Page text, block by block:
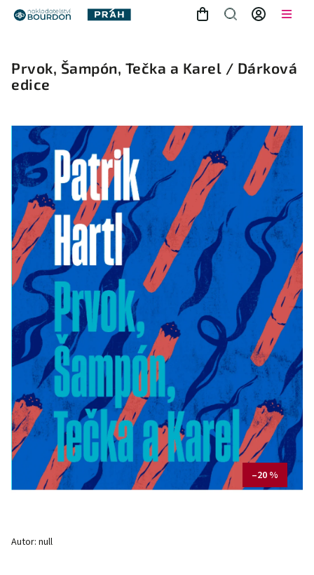
Prvok, Šampón, Tečka a Karel / Dárková
edice
–20 %
Autor: null